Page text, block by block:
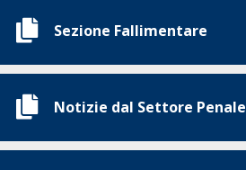
Sezione Fallimentare
Notizie dal Settore Penale